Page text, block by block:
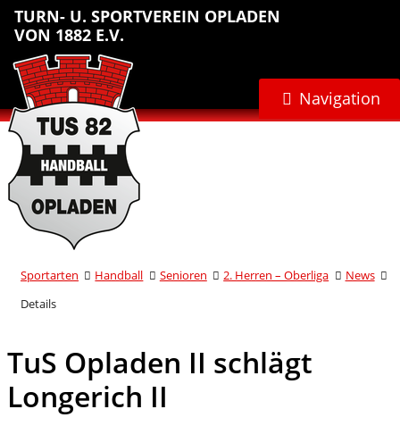
Sprungmarken
Inhalt
anspringen
Hauptnavigation
anspringen
Abteilungsnavigation
anspringen
Fußbereich
anspringen
TURN- U. SPORTVEREIN OPLADEN
VON 1882 E.V.
Navigation
Sportarten Handball Senioren 2. Herren – Oberliga
News
Details
TuS Opladen II schlägt
Longerich II